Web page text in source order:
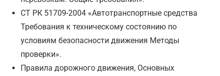
СТ РК 51709-2004 «Автотранспортные средства
Требования к техническому состоянию по
условиям безопасности движения Методы
проверки».
Правила дорожного движения, Основных